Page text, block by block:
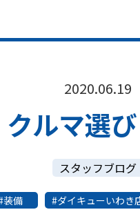
2020.06.19
クルマ選
スタッフブログ
装備 ダイキューいわき